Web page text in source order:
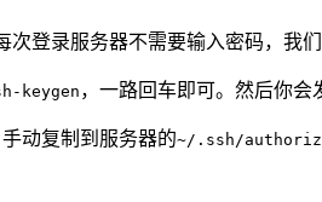
次登录服务器不需要输入密码，我
keygen ，一路回车即可。然后你会
动复制到服务器的~/.ssh/